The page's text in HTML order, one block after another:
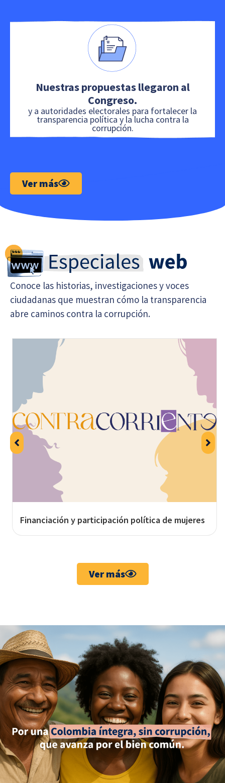
Nuestras propuestas llegaron al
Congreso.
y a autoridades electorales para fortalecer la
transparencia política y la lucha contra la
corrupción.
Ver más
Conoce las historias, investigaciones y voces
ciudadanas que muestran cómo la transparencia
abre caminos contra la corrupción.
Financiación y participación política de mujeres
Ver más